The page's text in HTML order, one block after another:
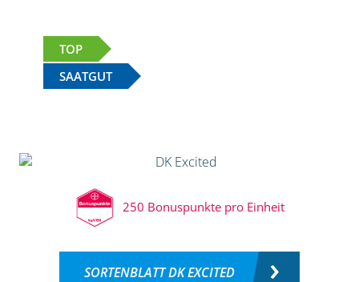
TOP
SAATGUT
250 Bonuspunkte pro Einheit
SORTENBLATT DK EXCITED